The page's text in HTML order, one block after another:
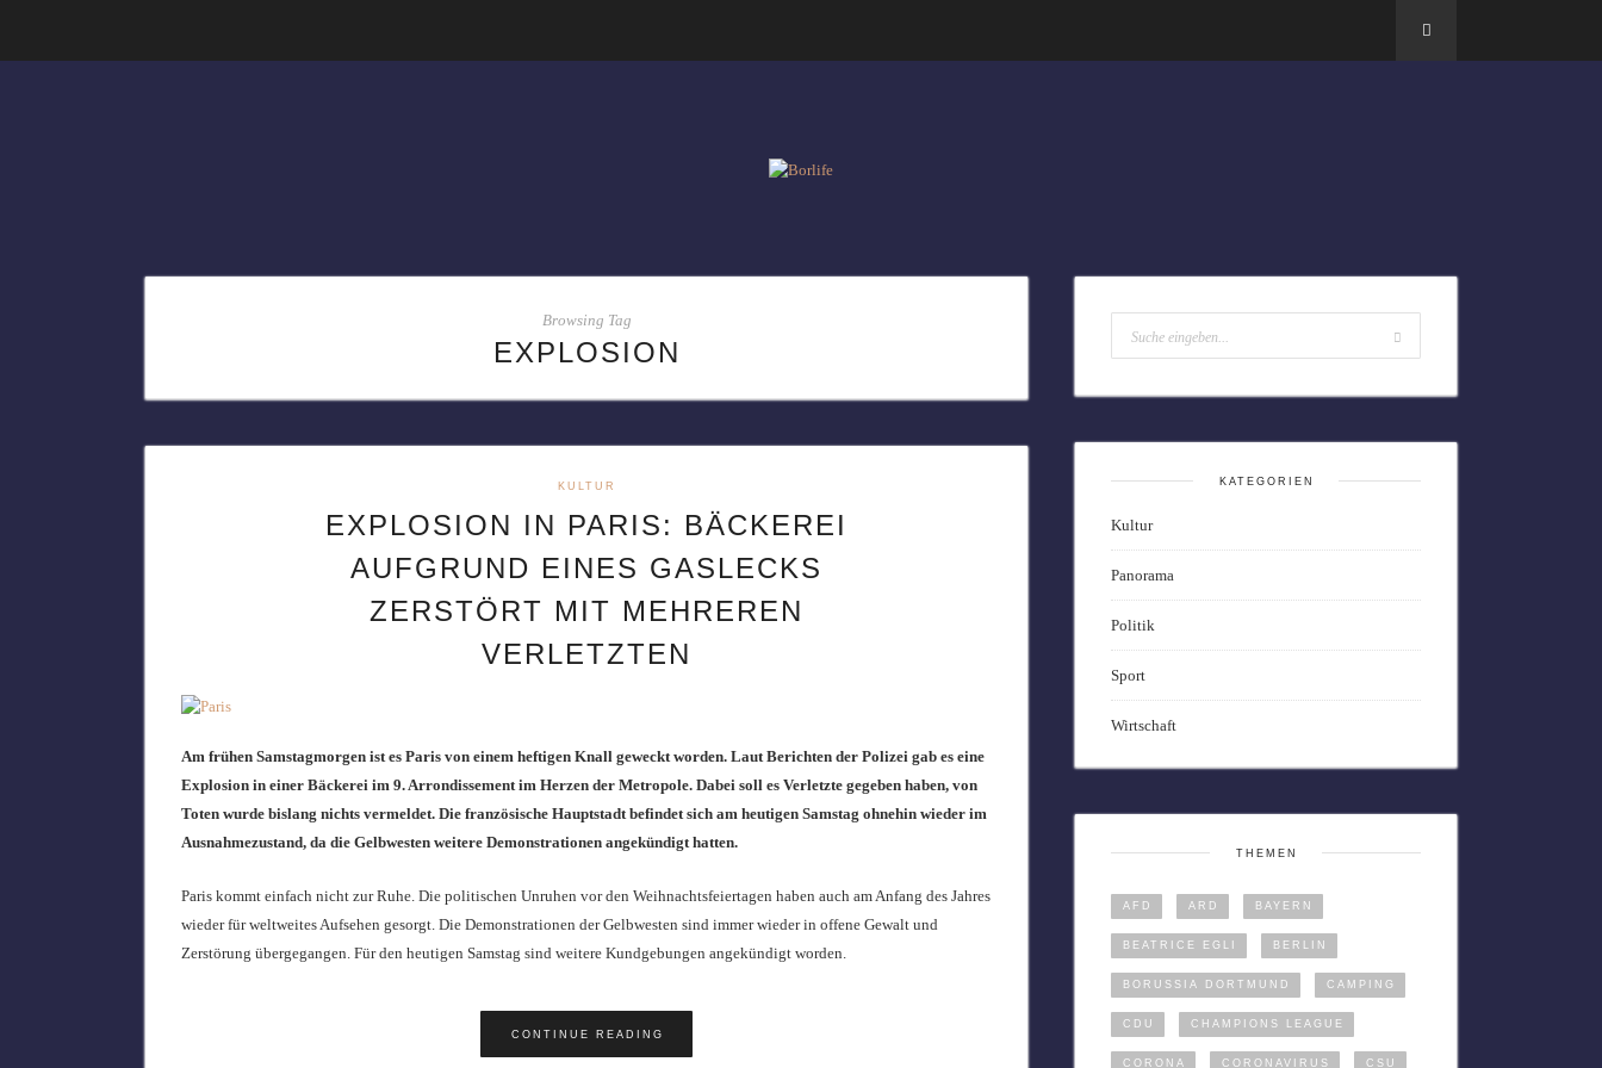
Browsing Tag
EXPLOSION
KULTUR
EXPLOSION IN PARIS: BÄCKEREI
AUFGRUND EINES GASLECKS
ZERSTÖRT MIT MEHREREN
VERLETZTEN
Am frühen Samstagmorgen ist es Paris von einem heftigen Knall geweckt worden. Laut Berichten der Polizei gab es eine
Explosion in einer Bäckerei im 9. Arrondissement im Herzen der Metropole. Dabei soll es Verletzte gegeben haben, von
Toten wurde bislang nichts vermeldet. Die französische Hauptstadt befindet sich am heutigen Samstag ohnehin wieder im
Ausnahmezustand, da die Gelbwesten weitere Demonstrationen angekündigt hatten.
Paris kommt einfach nicht zur Ruhe. Die politischen Unruhen vor den Weihnachtsfeiertagen haben auch am Anfang des Jahres
wieder für weltweites Aufsehen gesorgt. Die Demonstrationen der Gelbwesten sind immer wieder in offene Gewalt und
Zerstörung übergegangen. Für den heutigen Samstag sind weitere Kundgebungen angekündigt worden.
CONTINUE READING
KATEGORIEN
Kultur
Panorama
Politik
Sport
Wirtschaft
THEMEN
AFD ARD BAYERN
BEATRICE EGLI BERLIN
BORUSSIA DORTMUND CAMPING
CDU CHAMPIONS LEAGUE
CORONA CORONAVIRUS CSU